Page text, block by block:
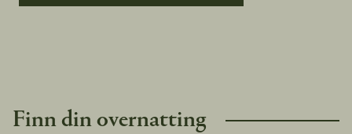
Finn din overnatting